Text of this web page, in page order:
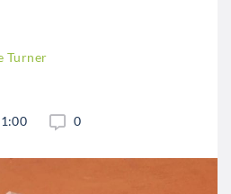
Turner
0